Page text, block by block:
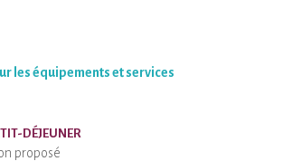
les équipements et services
DÉJEUNER
proposé